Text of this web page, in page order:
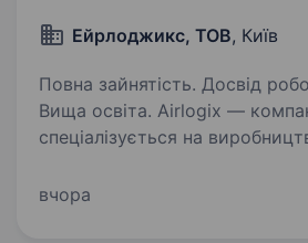
Ейрлоджикс, ТОВ, Київ
Повна зайнятість. Досвід
Вища освіта. Аirlogix — компанія, яка
спеціалізується на
апаратів (БПЛА). Зараз наше
вчора